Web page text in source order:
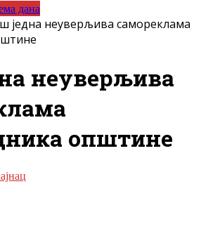
дана
једна неуверљива самореклама
неуверљива
општине